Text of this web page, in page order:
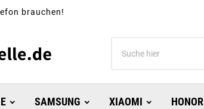
brauchen!
SAMSUNG XIAOMI HONOR